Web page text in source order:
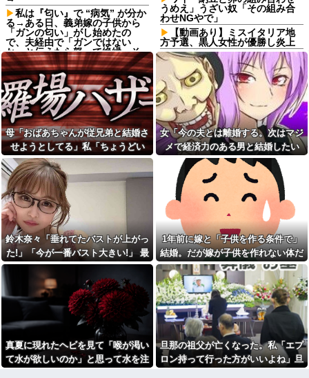
私は『匂い』で “病気” が分か
る→ある日、義弟嫁の子供から
「ガンの匂い」がし始めたの
で、夫経由で「ガンではない
か」と伝えたら怒って絶縁、そ
の結果・・・
出張から帰ったら、嫁の顔が
青ざめていた。俺「一体何があ
ったんだ？」嫁「…」→子供た
ちに話を聞くと…
アルバイトの教育で悩んで
る。その人はマニュアルを暗記
して機械のように繰り返すロボ
ットタイプ
トメ「里帰りは？実家は？う
ちに来る？」私「全部気遣って
くれてるのは分かるけど…」→
善意だからこそ断れなくて…
野球部の中学生男子です。他
人の物を壊したくないのに壊し
てしまいます
SCでとうとうセコケチに遭遇
した。荷物持って「家まで送っ
てくれない」って言ってきて...
【後編】結婚直後に祖父が亡
くなり落ち込んでたら嫁に「い
つまでくよくよしてるの？」と
言われた。お義父さんやお義母
さんの負担もなくなったし良か
ったと...
賃貸物件を内覧中、ベランダ
に出たら突然ゾワッと両腕に鳥
肌が出た。「やっぱりこの部屋
嫌だ」と思った瞬間、体が前に
うめえ」うざい奴「その組み合
わせNGやで」
【動画あり】ミスイタリア地
方予選、黒人女性が優勝し炎上
楽天イーグルス、日ハム打線
に5死球
軽度のアレルギーを「わがま
ま」と決めつけ嫌味を言ってき
た友人、その子どもが重度のア
レルギー持ちだと判明した途
端、過去の嫌がらせを「えーそ
うだったっけ？」と白々しくス
ルー
イベント派遣で陰湿にいじら
れていた地味な男性スタッフ。
ある日、高さ3mの階段から落ち
かけた子どもをパルクールで爆
走＆ダイブし間一髪で救出！職
場の手のひら返しと評価爆上げ
が凄まじかったｗｗ
相手がどんなパイプ持ってい
るかも知れないのに…
宮崎駿「心の穴を埋めるため
に、交配を重ねた毛虫みたいな
小さな犬を連れてる人、本当に
醜い」←これどう思う？
「自転車のルール厳罰化！」
← 正直なんの意味もなかった件
ｗｗｗｗｗｗｗｗ他
【呆然】友人が褒められると
キレる国立大卒生活保護受給者
友人。ちょっとBを褒めたらキレ
散らかしてBの職場に電話したら
しく…
母「おばあちゃんが従兄弟と結婚さ
せようとしてる」私「ちょうどい
い、その話利用するわ」→3日後に
まさかの展開…
女「今の夫とは離婚する。次はマジ
メで経済力のある男と結婚したい
な」私「幸せになってね！」→産科
の授乳室で出会った女性のその後
鈴木奈々「垂れてたバストが上がっ
た!」「今が一番バスト大きい!」 最
新の身長・体重も報告
1年前に嫁と「子供を作る条件で」
結婚。だが嫁が子供を作れない体だ
と知ったので離婚へ。
真夏に現れたヘビを見て「喉が渇い
て水が欲しいのか」と思って水を注
旦那の祖父が亡くなった。私「エプ
ロン持って行った方がいいよね」旦